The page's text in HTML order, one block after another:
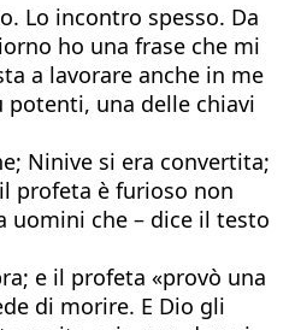
Lo incontro spesso. Da
ho una frase che mi
a lavorare anche in me
una delle chiavi
Ninive si era convertita;
profeta è furioso non
uomini che – dice il testo
e il profeta «provò una
di morire. E Dio gli